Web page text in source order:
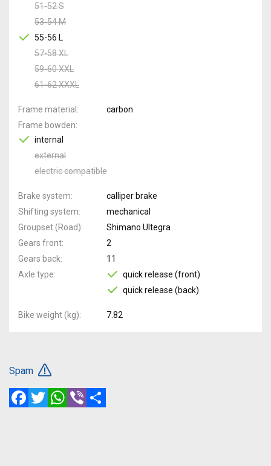
51-52 S
53-54 M
55-56 L
57-58 XL
59-60 XXL
61-62 XXXL
Frame material
carbon
Frame bowden
internal
external
electric compatible
Brake system
calliper brake
Shifting system
mechanical
Groupset (Road)
Shimano Ultegra
Gears front
2
Gears back
11
Axle type
quick release (front)
quick release (back)
Bike weight (kg) 7.82
Spam
FacebookTwitterWhatsApp
Viber